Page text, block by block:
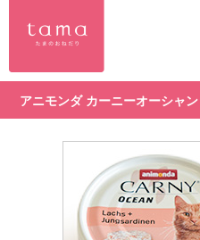
アニモンダ カーニーオーシャ